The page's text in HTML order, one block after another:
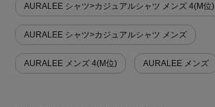
AURALEE シャツ>カジュアルシャツ メンズ 4(M位)
AURALEE シャツ>カジュアルシャツ メンズ
AURALEE メンズ 4(M位) AURALEE メンズ